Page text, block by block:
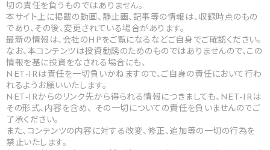
切の責任を負うものではありません。
本サイト上に掲載の動画、静止画、記事等の情報は、収録時点のもの
であり、その後、変更されている場合があります。
最新の情報は、会社のHPをご覧になるなどご自身でご確認ください。
なお、本コンテンツは投資勧誘のためのものではありませんので、この
情報を基に投資をなされる場合にも、
NET-IRは責任を一切負いかねますので、ご自身の責任において行わ
れるようお願いいたします。
NET-IRからのリンク先から得られる情報につきましても、NET-IRは
その形式、内容を含め、 その一切についての責任を負いませんのでご
了承ください。
また、コンテンツの内容に対する改変、修正、追加等の一切の行為を
禁止いたします。